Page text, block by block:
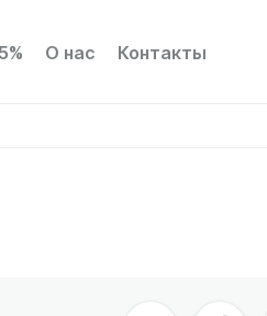
О нас Контакты